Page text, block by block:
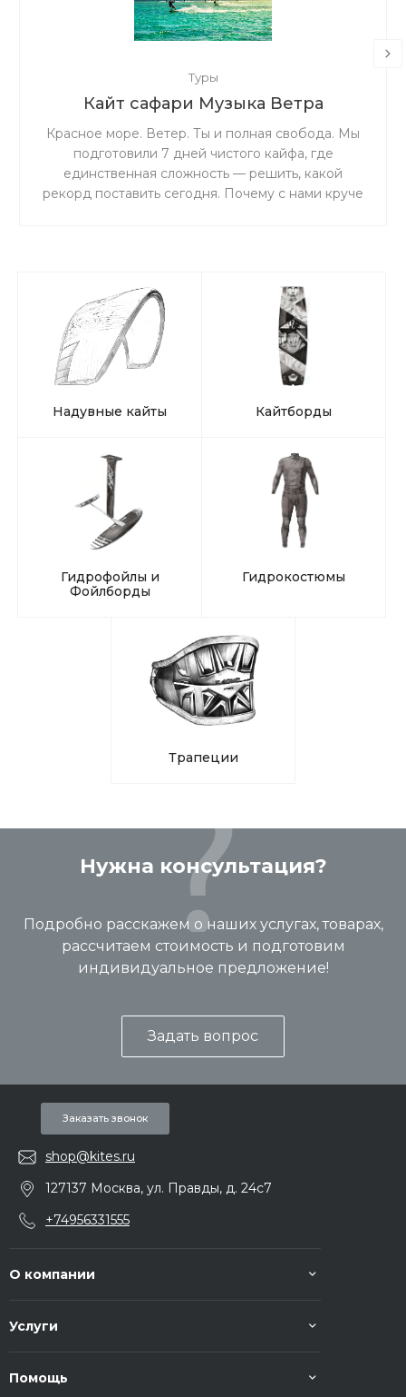
Туры
Кайт сафари Музыка Ветра
Красное море. Ветер. Ты и полная свобода. Мы
подготовили 7 дней чистого кайфа, где
единственная сложность — решить, какой
рекорд поставить сегодня. Почему с нами круче
надежных руках. Эстетика в кадре: Видео и
фото каждого момента твоего успеха. Полный
релакс: Профессиональный массаж для тех, кто
привык выжимать максимум из каждой минуты.
Лови волну вместе с нами!
Надувные кайты Кайтборды
Гидрофойлы и
Фойлборды
Гидрокостюмы
Трапеции
Нужна консультация?
Подробно расскажем о наших услугах, товарах,
рассчитаем стоимость и подготовим
индивидуальное предложение!
Задать вопрос
Заказать звонок
shop@kites.ru
127137 Москва, ул. Правды, д. 24с7
+74956331555
О компании
Услуги
Помощь